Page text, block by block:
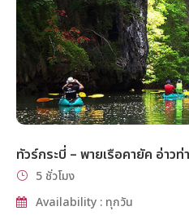
ทัวร์กระบี่ – พายเรือคายัค อ่าวท่
5 ชั่วโมง
Availability : ทุกวัน